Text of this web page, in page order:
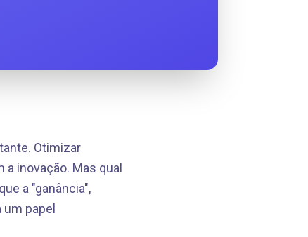
Otimizar
inovação. Mas qual
a "ganância",
papel